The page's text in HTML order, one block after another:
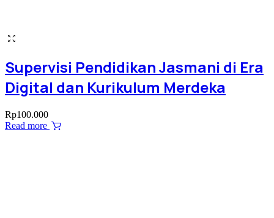
Supervisi Pendidikan Jasmani di Era
Digital dan Kurikulum Merdeka
Rp100.000
Read more